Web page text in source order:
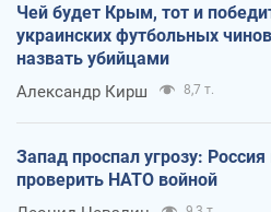
Чей будет Крым, тот и
украинских футбольных
назвать убийцами
Александр Кирш 8,7 т.
Запад проспал угрозу:
проверить НАТО войной